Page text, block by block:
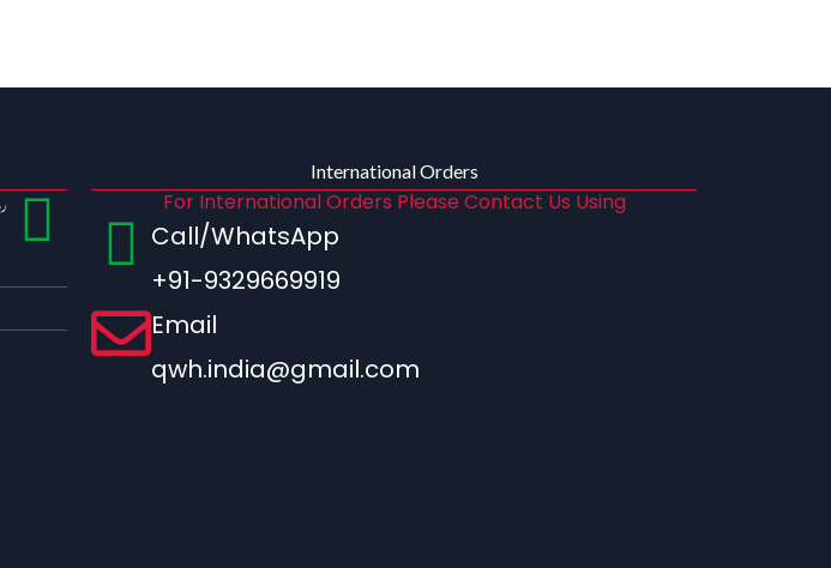
International Orders
For International Orders Please Contact Us Using
Call/WhatsApp
+91-9329669919
Email
qwh.india@gmail.com